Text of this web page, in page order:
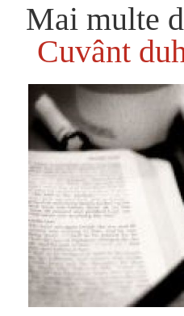
Mai multe
Cuvânt